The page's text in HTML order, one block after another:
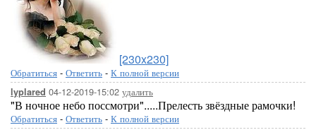
[230x230]
Обратиться - Ответить - К полной версии
lyplared 04-12-2019-15:02 удалить
"В ночное небо поссмотри".....Прелесть звёздные рамочки!
Обратиться - Ответить - К полной версии